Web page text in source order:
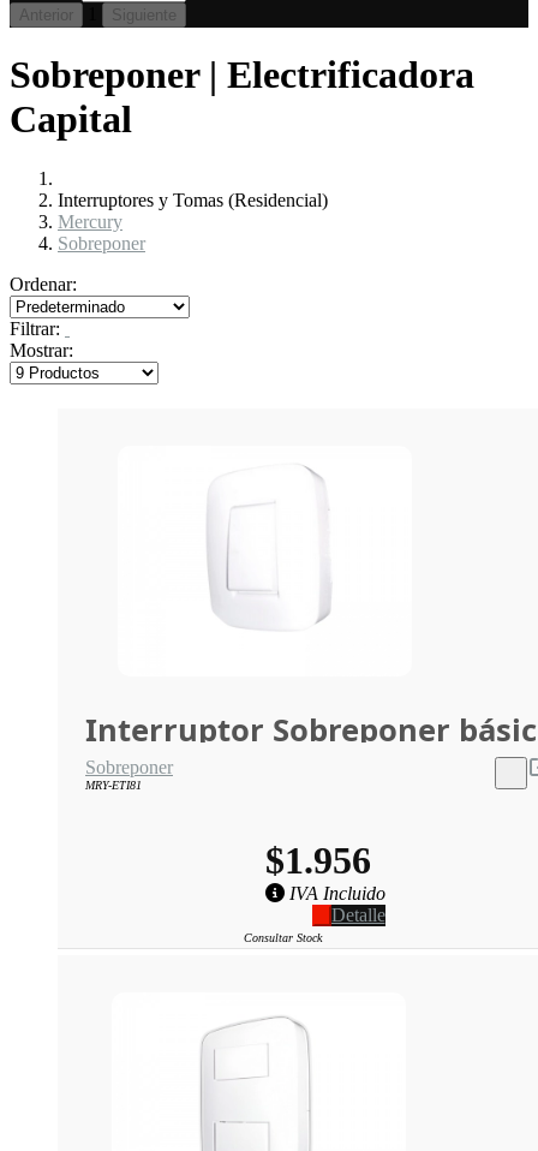
Anterior Siguiente
Sobreponer | Electrificadora
Capital
Interruptores y Tomas (Residencial)
Mercury
Sobreponer
Ordenar:
Filtrar:
Mostrar:
Interruptor Sobreponer
Sobreponer
MRY-ETI81
$1.956
IVA Incluido
Detalle
Consultar Stock